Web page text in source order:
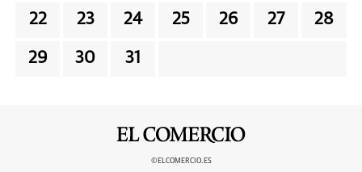
22 23 24 25 26 27 28
29 30 31
©ELCOMERCIO.ES